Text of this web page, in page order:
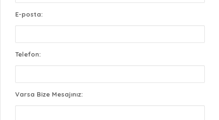
E-posta:
Telefon:
Varsa Bize Mesajınız: